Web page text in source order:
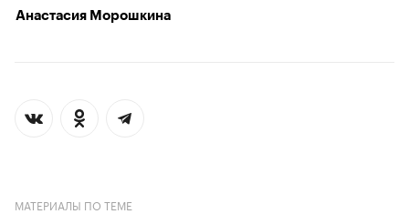
Анастасия Морошкина
МАТЕРИАЛЫ ПО ТЕМЕ